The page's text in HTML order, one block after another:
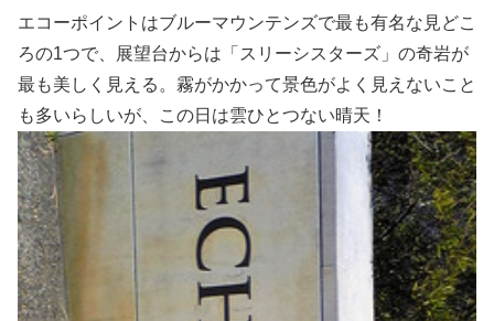
エコーポイントはブルーマウンテンズで最も有名な見どこ
ろの1つで、展望台からは「スリーシスターズ」の奇岩が
最も美しく見える。霧がかかって景色がよく見えないこと
も多いらしいが、この日は雲ひとつない晴天！